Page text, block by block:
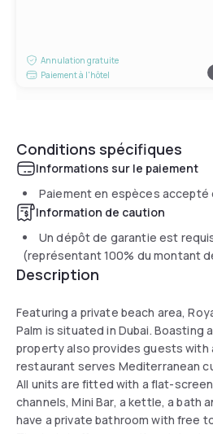
Annulation gratuite
Paiement à l'hôtel
Conditions spécifiques
Informations sur le paiement
Paiement en espèces
Information de caution
Un dépôt de garantie est
(représentant 100% du montant
Description
Featuring a private beach area,
Palm is situated in Dubai. Boasting
property also provides guests with
restaurant serves Mediterranean
All units are fitted with a flat-
channels, Mini Bar, a kettle, a bath
have a private bathroom with free